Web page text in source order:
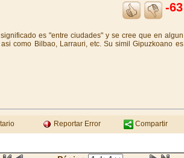
-63
es "entre ciudades" y se cree que en algun
como Bilbao, Larrauri, etc. Su simil Gipuzkoano es
Reportar Error Compartir